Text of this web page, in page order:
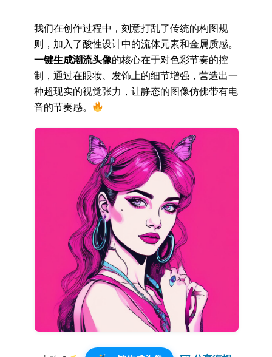
我们在创作过程中，刻意打乱了传统的构图规
则，加入了酸性设计中的流体元素和金属质感。
一键生成潮流头像的核心在于对色彩节奏的控
制，通过在眼妆、发饰上的细节增强，营造出一
种超现实的视觉张力，让静态的图像仿佛带有电
音的节奏感。